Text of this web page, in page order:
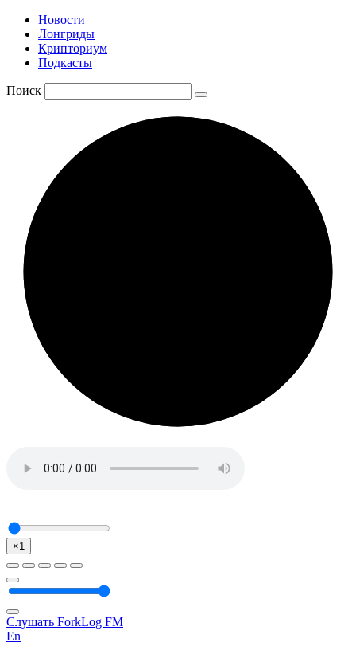
Новости
Лонгриды
Крипториум
Подкасты
Поиск
×1
Слушать ForkLog FM
En